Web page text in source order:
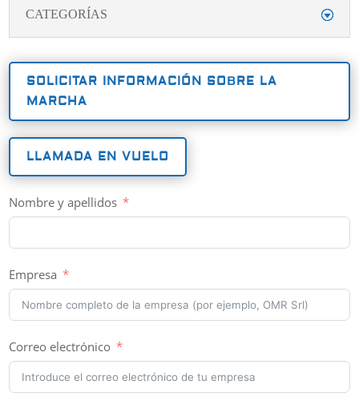
CATEGORÍAS
SOLICITAR INFORMACIÓN SOBRE LA
MARCHA
LLAMADA EN VUELO
Nombre y apellidos
Empresa
Correo electrónico